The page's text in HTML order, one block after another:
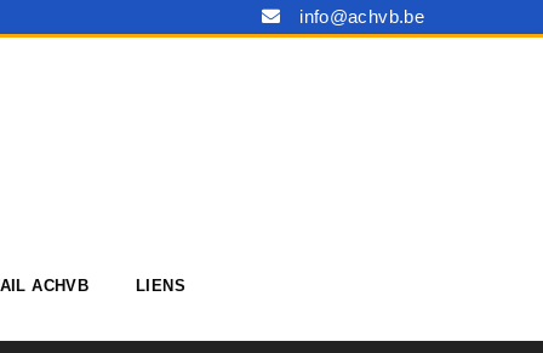
info@achvb.be
ACHVB LIENS